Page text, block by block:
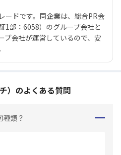
ードです。同企業は、総合PR会
1部：6058）のグループ会社と
プ会社が運営しているので、安
）のよくある質問
種類？